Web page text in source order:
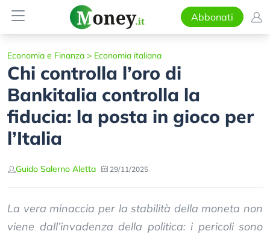
Abbonati
Economia e Finanza > Economia italiana
Chi controlla l’oro di
Bankitalia controlla la
fiducia: la posta in gioco per
l’Italia
Guido Salerno Aletta 29/11/2025
La vera minaccia per la stabilità della moneta non
viene dall’invadenza della politica: i pericoli sono